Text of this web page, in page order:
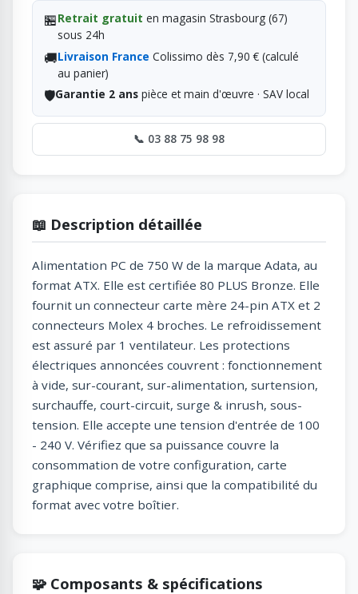
🏪Retrait gratuit en magasin Strasbourg (67)
sous 24h
🚚Livraison France Colissimo dès 7,90 € (calculé
au panier)
🛡️Garantie 2 anspièce et main d'œuvre · SAV local
📞 03 88 75 98 98
📖 Description détaillée
Alimentation PC de 750 W de la marque Adata, au
format ATX. Elle est certifiée 80 PLUS Bronze. Elle
fournit un connecteur carte mère 24-pin ATX et 2
connecteurs Molex 4 broches. Le refroidissement
est assuré par 1 ventilateur. Les protections
électriques annoncées couvrent : fonctionnement
à vide, sur-courant, sur-alimentation, surtension,
surchauffe, court-circuit, surge & inrush, sous-
tension. Elle accepte une tension d'entrée de 100
- 240 V. Vérifiez que sa puissance couvre la
consommation de votre configuration, carte
graphique comprise, ainsi que la compatibilité du
format avec votre boîtier.
🧩 Composants & spécifications